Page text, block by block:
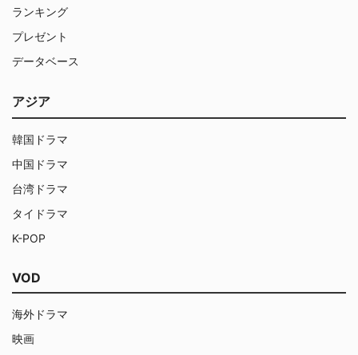
ランキング
プレゼント
データベース
アジア
韓国ドラマ
中国ドラマ
台湾ドラマ
タイドラマ
K-POP
VOD
海外ドラマ
映画